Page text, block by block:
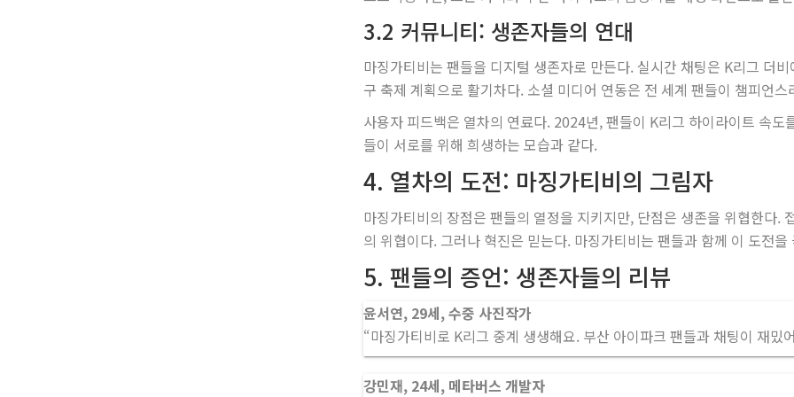
3.2 커뮤니티: 생존자들의 연대
마징가티비는 팬들을 디지털 생존자로 만든다. 실시간 채팅은 K리그 더
구 축제 계획으로 활기차다. 소셜 미디어 연동은 전 세계 팬들이 챔피언
사용자 피드백은 열차의 연료다. 2024년, 팬들이 K리그 하이라이트 속
들이 서로를 위해 희생하는 모습과 같다.
4. 열차의 도전: 마징가티비의 그림자
마징가티비의 장점은 팬들의 열정을 지키지만, 단점은 생존을 위협한다
의 위협이다. 그러나 혁진은 믿는다. 마징가티비는 팬들과 함께 이 도전을
5. 팬들의 증언: 생존자들의 리뷰
윤서연, 29세, 수중 사진작가
“마징가티비로 K리그 중계 생생해요. 부산 아이파크 팬들과 채팅이
강민재, 24세, 메타버스 개발자